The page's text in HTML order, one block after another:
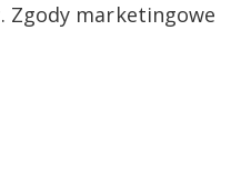
Zgody marketingowe